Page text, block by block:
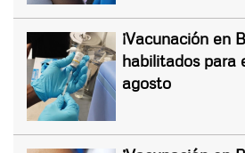
¡Vacunación en
habilitados para
agosto